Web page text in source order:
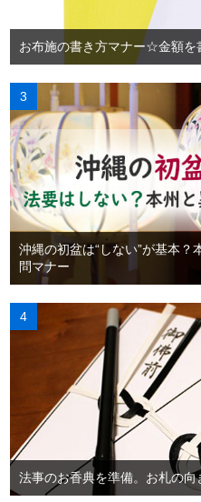
お布施の書き方マナー☆金額を
沖縄の初盆は“しない”が基本
問マナー
法事のお香典を準備。お札の